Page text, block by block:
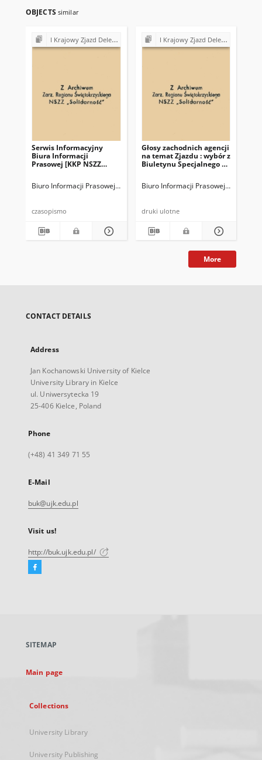
OBJECTS similar
I Krajowy Zjazd Delegatów NSZZ "Solidarność" (1981)
Serwis Informacyjny
Biura Informacji
Prasowej [KKP NSZZ
Biuro Informacji Prasowej KKP NSZZ "Solidarność"
czasopismo
I Krajowy Zjazd Delegatów NSZZ "Solidarność" (1981)
Głosy zachodnich agencji
na temat Zjazdu : wybór z
Biuletynu Specjalnego Nr
Biuro Informacji Prasowej KKP
druki ulotne
More
CONTACT DETAILS
Address
Jan Kochanowski University of Kielce
University Library in Kielce
ul. Uniwersytecka 19
25-406 Kielce, Poland
Phone
(+48) 41 349 71 55
E-Mail
buk@ujk.edu.pl
Visit us!
http://buk.ujk.edu.pl/
Facebook
new
SITEMAP
Main page
Collections
University Library
University Publishing